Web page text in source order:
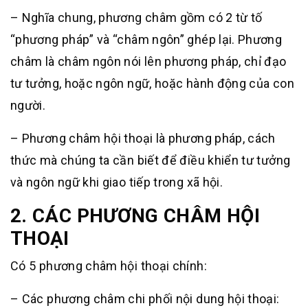
– Nghĩa chung, phương châm gồm có 2 từ tố
“phương pháp” và “châm ngôn” ghép lại. Phương
châm là châm ngôn nói lên phương pháp, chỉ đạo
tư tưởng, hoặc ngôn ngữ, hoặc hành động của con
người.
– Phương châm hội thoại là phương pháp, cách
thức mà chúng ta cần biết để điều khiển tư tưởng
và ngôn ngữ khi giao tiếp trong xã hội.
2. CÁC PHƯƠNG CHÂM HỘI
THOẠI
Có 5 phương châm hội thoại chính:
– Các phương châm chi phối nội dung hội thoại: